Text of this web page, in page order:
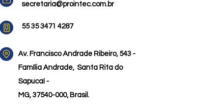
secretaria@prointec.com.br
55 35 3471 4287
Av. Francisco Andrade Ribeiro, 543 -
Família Andrade, Santa Rita do
Sapucaí -
MG, 37540-000, Brasil.